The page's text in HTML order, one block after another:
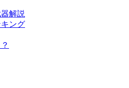
解説
ング